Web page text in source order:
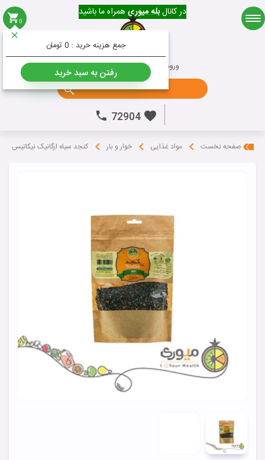
میوه
در کانالبله میوریهمراه ما باشید
ورود به حساب کاربری ثبت نام
0
جمع هزینه خرید :
رفتن به سبد خرید
72904
صفحه نخست مواد غذایی خوار و بار کنجد سیاه ارگانیک نیکاتیس